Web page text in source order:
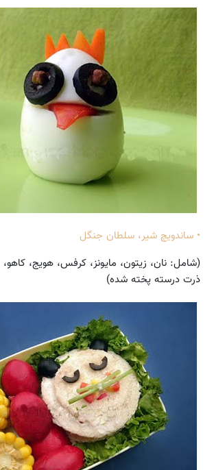
• ساندویچ شیر، سلطان جنگل
(شامل: نان، زیتون، مایونز، کرفس، هویج،
ذرت درسته پخته شده)